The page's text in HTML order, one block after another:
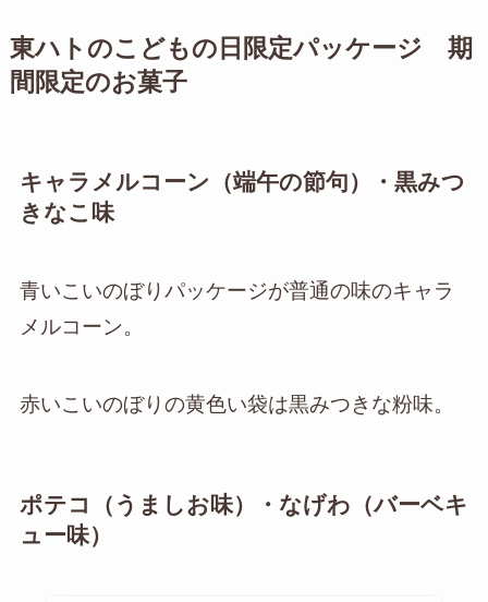
東ハトのこどもの日限定パッケージ 期
間限定のお菓子
キャラメルコーン（端午の節句）・黒みつ
きなこ味
青いこいのぼりパッケージが普通の味のキャラ
メルコーン。
赤いこいのぼりの黄色い袋は黒みつきな粉味。
ポテコ（うましお味）・なげわ（バーベキ
ュー味）